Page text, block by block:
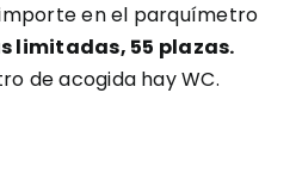
en el parquímetro
limitadas, 55 plazas.
de acogida hay WC.